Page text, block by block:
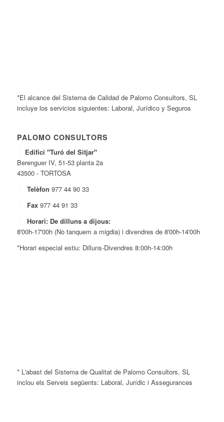
*El alcance del Sistema de Calidad de Palomo Consultors, SL
incluye los servicios siguientes: Laboral, Jurídico y Seguros
PALOMO CONSULTORS
Edifici "Turó del Sitjar"
Berenguer IV, 51-53 planta 2a
43500 - TORTOSA
Telèfon 977 44 90 33
Fax 977 44 91 33
Horari: De dilluns a dijous:
8'00h-17'00h (No tanquem a migdia) i divendres de 8'00h-14'00h
*Horari especial estiu: Dilluns-Divendres 8:00h-14:00h
* L'abast del Sistema de Qualitat de Palomo Consultors, SL
inclou els Serveis següents: Laboral, Jurídic i Assegurances